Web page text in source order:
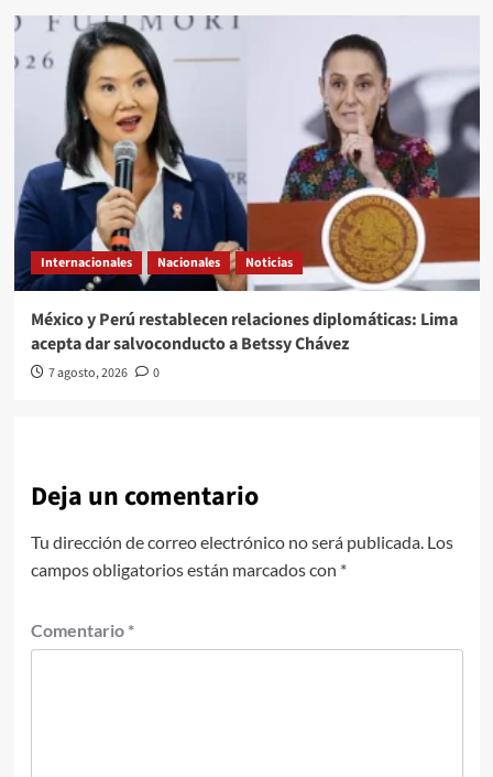
Internacionales Nacionales Noticias
México y Perú restablecen relaciones diplomáticas: Lima
acepta dar salvoconducto a Betssy Chávez
7 agosto, 2026 0
Deja un comentario
Tu dirección de correo electrónico no será publicada. Los
campos obligatorios están marcados con *
Comentario *